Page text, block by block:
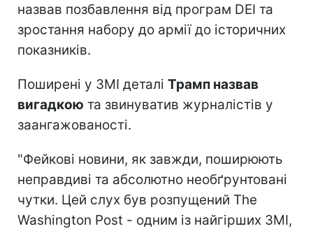
назвав позбавлення від програм DEI та
зростання набору до армії до історичних
показників.
Поширені у ЗМІ деталі Трамп назвав
вигадкою та звинуватив журналістів у
заангажованості.
"Фейкові новини, як завжди, поширюють
неправдиві та абсолютно необґрунтовані
чутки. Цей слух був розпущений The
Washington Post - одним із найгірших ЗМІ,